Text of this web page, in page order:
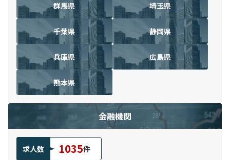
群馬県 埼玉県
千葉県 静岡県
兵庫県 広島県
熊本県
金融機関
求人数 1035件